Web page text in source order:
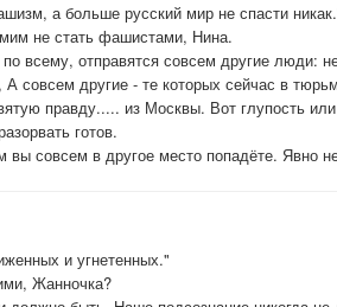
а больше русский мир не спасти
не стать фашистами, Нина.
всему, отправятся совсем другие люди:
А совсем другие - те которых сейчас в
правду..... из Москвы. Вот глупость
готов.
вы совсем в другое место попадёте. Явно
и угнетенных."
Жанночка?